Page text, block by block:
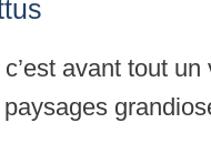
avant tout un